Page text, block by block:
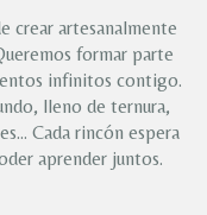
crear artesanalmente
formar parte
infinitos contigo.
lleno de ternura,
Cada rincón espera
aprender juntos.